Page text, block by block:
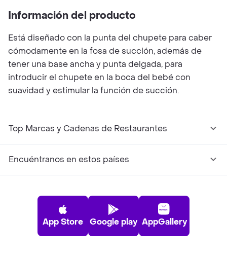
Información del producto
Está diseñado con la punta del chupete para caber
cómodamente en la fosa de succión, además de
tener una base ancha y punta delgada, para
introducir el chupete en la boca del bebé con
suavidad y estimular la función de succión.
Top Marcas y Cadenas de Restaurantes
Encuéntranos en estos países
App Store Google play AppGallery